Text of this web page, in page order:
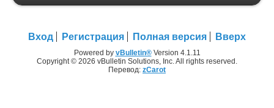
Вход Регистрация Полная версия Вверх
Powered by vBulletin®Version 4.1.11
Copyright © 2026 vBulletin Solutions, Inc. All rights reserved.
Перевод: zCarot